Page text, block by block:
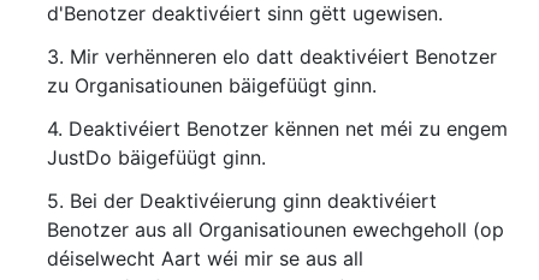
d'Benotzer deaktivéiert sinn gëtt ugewisen.
3. Mir verhënneren elo datt deaktivéiert Benotzer
zu Organisatiounen bäigefüügt ginn.
4. Deaktivéiert Benotzer kënnen net méi zu engem
JustDo bäigefüügt ginn.
5. Bei der Deaktivéierung ginn deaktivéiert
Benotzer aus all Organisatiounen ewechgeholl (op
déiselwecht Aart wéi mir se aus all